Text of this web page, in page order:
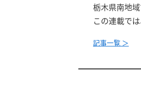
栃木県南地
この連載で
記事一覧 ＞